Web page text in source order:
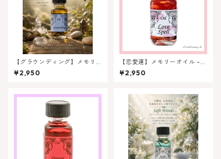
【グラウンディング】メモリ
ーオイル - グラウンディング
¥2,950
【恋愛運】メモリーオイル -
ラブスペル （愛の魔法）
¥2,950